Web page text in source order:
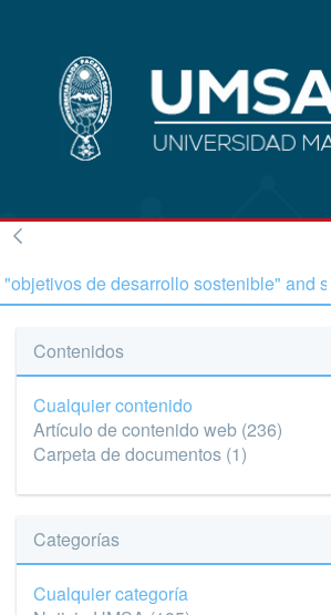
Contenidos
Cualquier contenido
Artículo de contenido web (236)
Carpeta de documentos (1)
Categorías
Cualquier categoría